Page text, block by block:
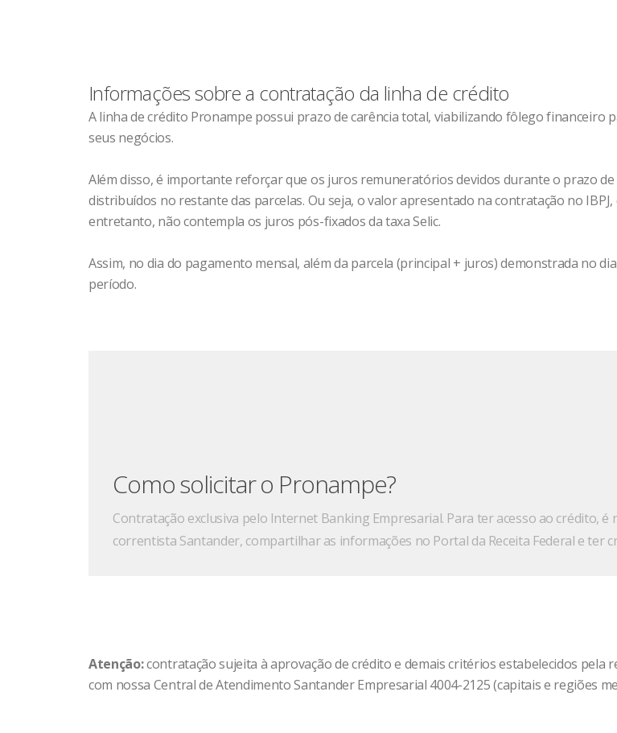
Informações sobre a contratação da linha de crédito
A linha de crédito Pronampe possui prazo de carência total, viabilizando fôlego financeiro
seus negócios.
Além disso, é importante reforçar que os juros remuneratórios devidos durante o prazo
distribuídos no restante das parcelas. Ou seja, o valor apresentado na contratação no
entretanto, não contempla os juros pós-fixados da taxa Selic.
Assim, no dia do pagamento mensal, além da parcela (principal + juros) demonstrada no
período.
Como solicitar o Pronampe?
Contratação exclusiva pelo Internet Banking Empresarial. Para ter acesso ao crédito, é
correntista Santander, compartilhar as informações no Portal da Receita Federal e ter
Atenção:contratação sujeita à aprovação de crédito e demais critérios estabelecidos
com nossa Central de Atendimento Santander Empresarial 4004-2125 (capitais e regiões